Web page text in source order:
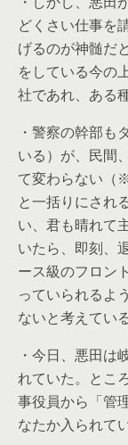
どくさい仕事を
げるのが神髄だ
をしている今の
社であれ、ある
・警察の幹部
いる）が、民間
て変わらない（
と一括りにされ
い、君も晴れて
いたら、即刻、
ース級のフロン
っていられるよ
ないと考えてい
・今日、悪田は
れていた。とこ
事役員から「管
なたか入られて